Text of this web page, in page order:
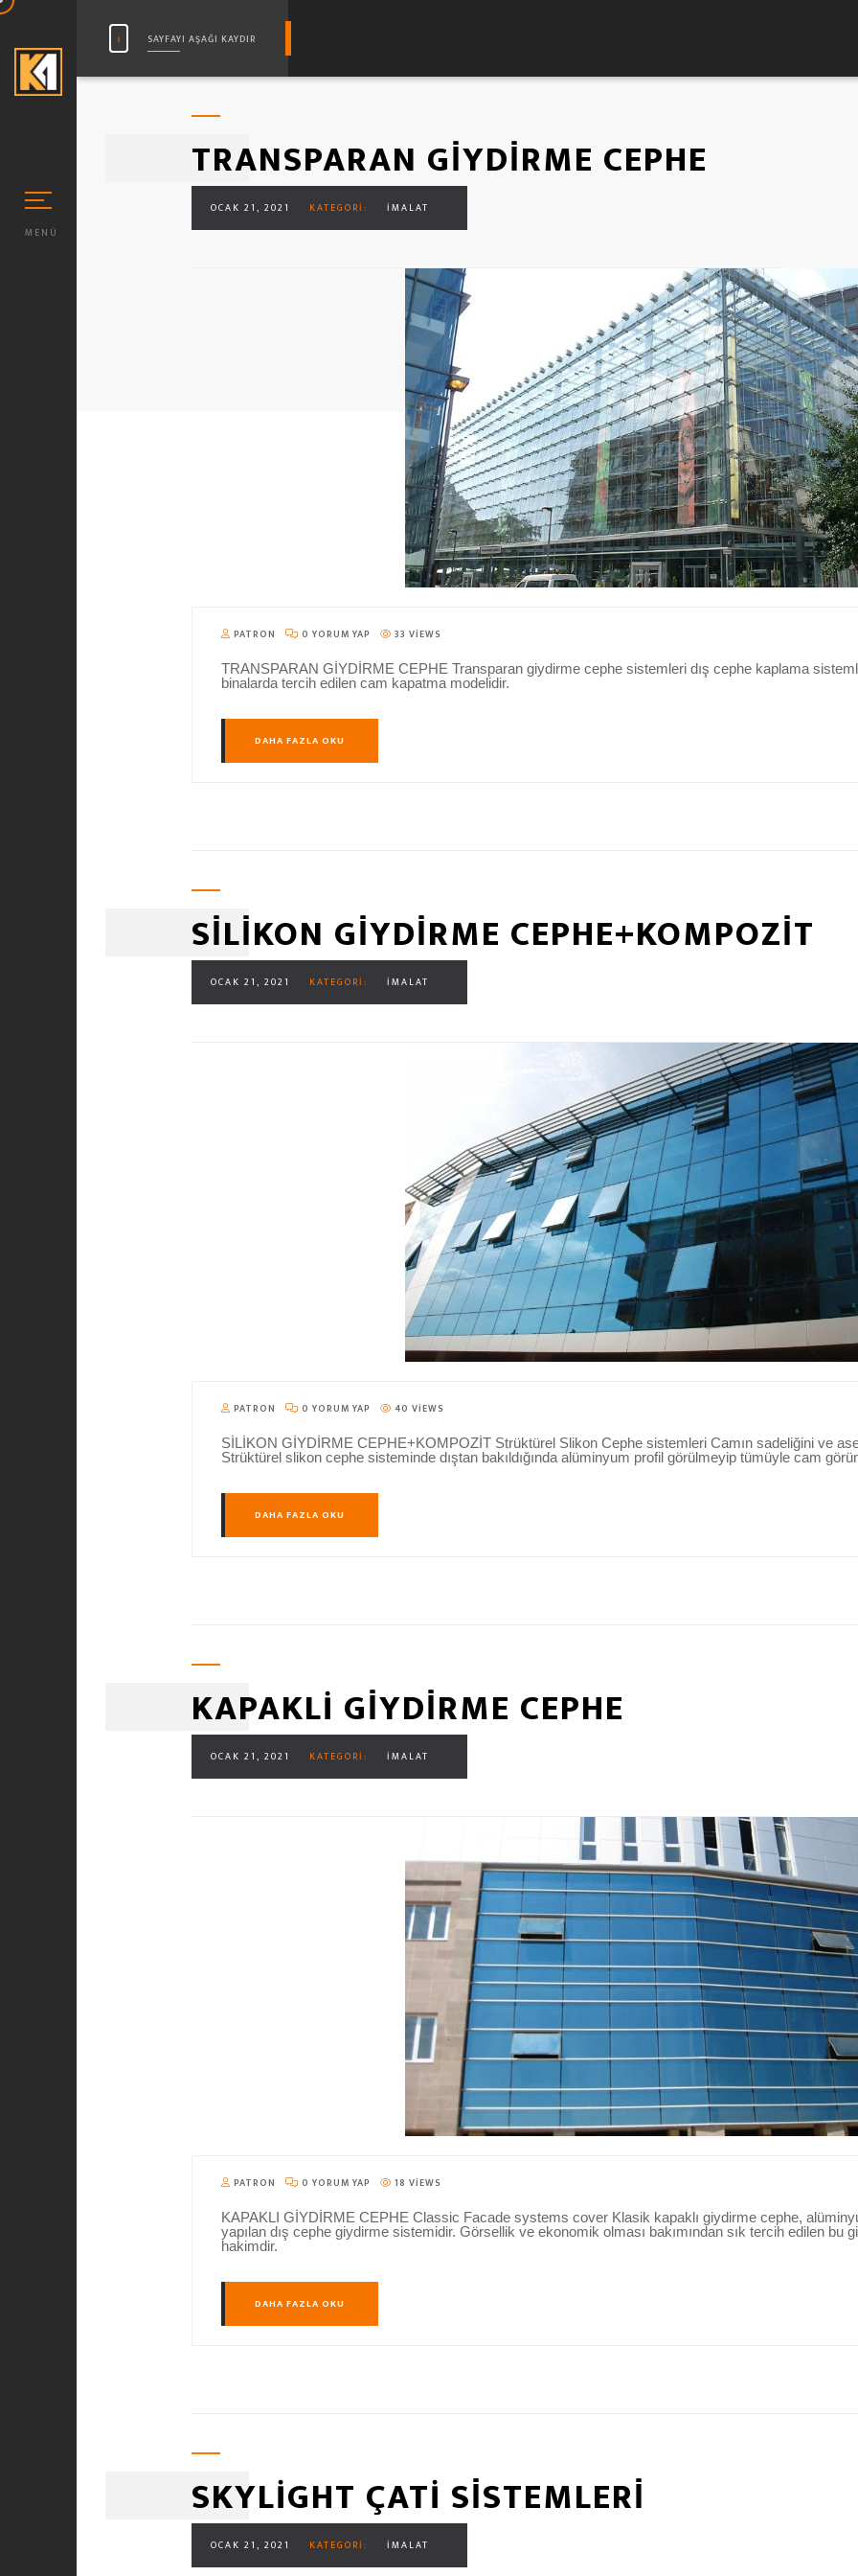
MENÜ
SAYFAYI AŞAĞI KAYDIR
TRANSPARAN GİYDİRME CEPHE
OCAK 21, 2021 KATEGORI: İMALAT
PATRON 0 YORUM YAP 33 VIEWS
TRANSPARAN GİYDİRME CEPHE Transparan giydirme cephe sistemleri dış cephe kaplama
binalarda tercih edilen cam kapatma modelidir.
DAHA FAZLA OKU
SİLİKON GİYDİRME CEPHE+KOMPOZİT
OCAK 21, 2021 KATEGORI: İMALAT
PATRON 0 YORUM YAP 40 VIEWS
SİLİKON GİYDİRME CEPHE+KOMPOZİT Strüktürel Slikon Cephe sistemleri Camın sadeliğini ve
Strüktürel slikon cephe sisteminde dıştan bakıldığında alüminyum profil görülmeyip tümüyle cam
DAHA FAZLA OKU
KAPAKLI GİYDİRME CEPHE
OCAK 21, 2021 KATEGORI: İMALAT
PATRON 0 YORUM YAP 18 VIEWS
KAPAKLI GİYDİRME CEPHE Classic Facade systems cover Klasik kapaklı giydirme cephe,
yapılan dış cephe giydirme sistemidir. Görsellik ve ekonomik olması bakımından sık tercih edilen
hakimdir.
DAHA FAZLA OKU
SKYLIGHT ÇATI SİSTEMLERİ
OCAK 21, 2021 KATEGORI: İMALAT